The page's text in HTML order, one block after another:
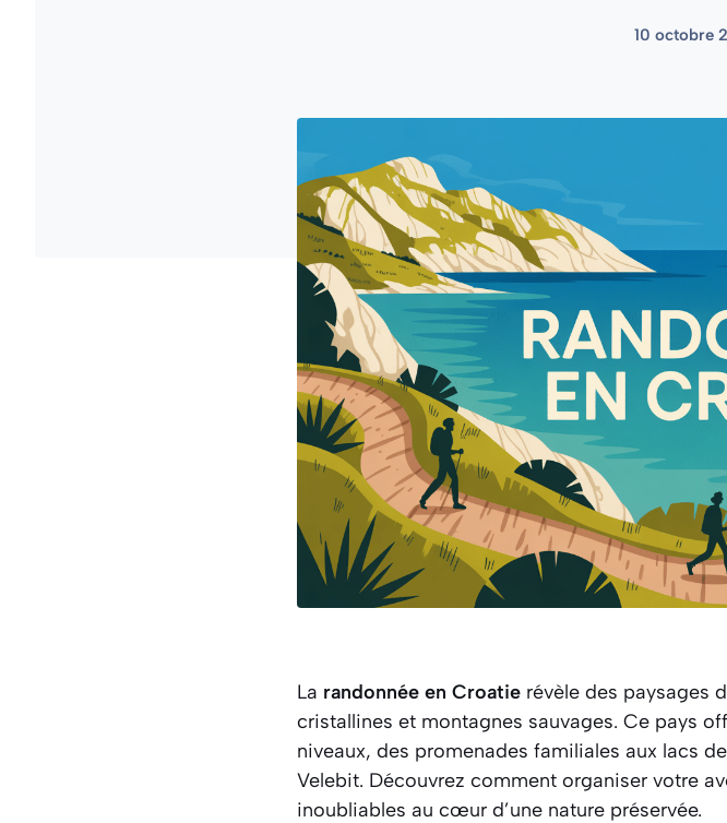
10 octobre
La randonnée en Croatie révèle des paysages
cristallines et montagnes sauvages. Ce pays
niveaux, des promenades familiales aux lacs
Velebit. Découvrez comment organiser votre
inoubliables au cœur d’une nature préservée.